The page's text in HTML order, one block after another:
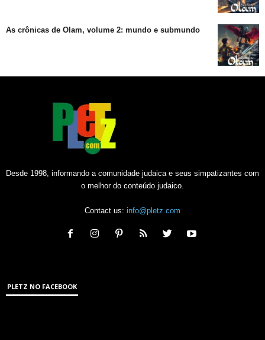
As crônicas de Olam, volume 2: mundo e submundo
Desde 1998, informando a comunidade judaica e seus simpatizantes com
o melhor do conteúdo judaico.
Contact us: info@pletz.com
PLETZ NO FACEBOOK